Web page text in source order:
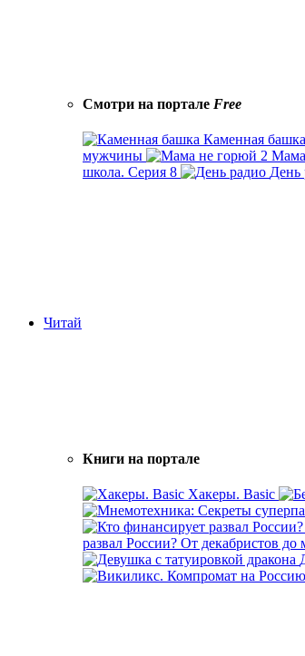
Смотри на портале Free
Каменная башка
мужчины
школа. Серия 8
День
Читай
Книги на портале
Хакеры. Basic
развал России? От декабристов до